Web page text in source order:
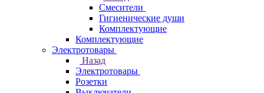
Смесители
Гигиенические души
Комплектующие
Комплектующие
Электротовары
Назад
Электротовары
Розетки